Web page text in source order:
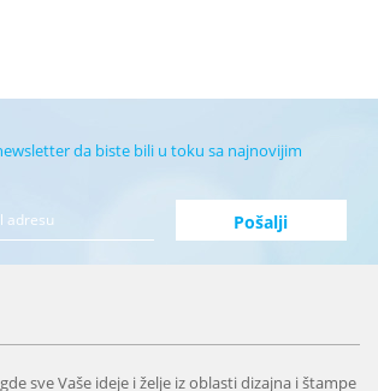
da biste bili u toku sa najnovijim
sve Vaše ideje i želje iz oblasti dizajna i štampe